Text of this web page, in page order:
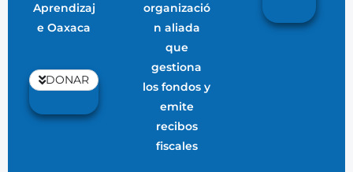
Aprendizaj
e Oaxaca
DONAR
organizació
n aliada
que
gestiona
los fondos y
emite
recibos
fiscales